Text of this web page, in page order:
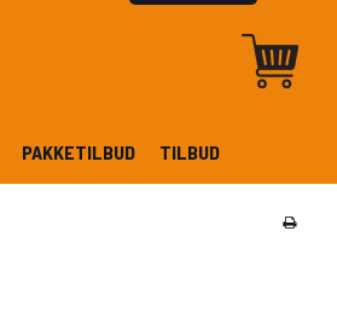
PAKKETILBUD TILBUD